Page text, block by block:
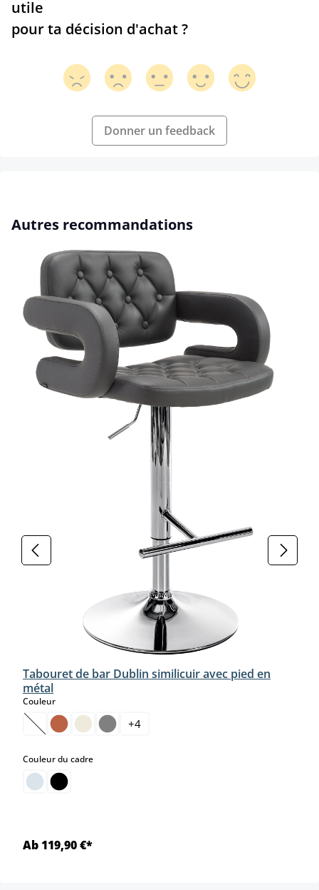
utile
pour ta décision d'achat ?
Donner un feedback
Ignorer la galerie de produits
Autres recommandations
Tabouret de bar Dublin similicuir avec pied en
métal
Couleurselect
(Cette option n'est pas disponible pour le moment.)
+4
Couleur du cadreselect
Ab 119,90 €*